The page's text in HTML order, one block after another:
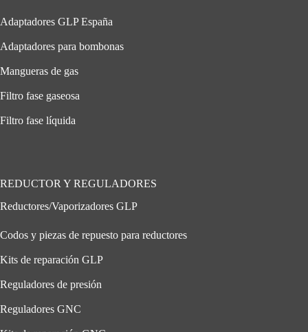
Adaptadores GLP España
Adaptadores para bombonas
Mangueras de gas
Filtro fase gaseosa
Filtro fase líquida
REDUCTOR Y REGULADORES
Reductores/Vaporizadores GLP
Codos y piezas de repuesto para reductores
Kits de reparación GLP
Reguladores de presión
Reguladores GNC